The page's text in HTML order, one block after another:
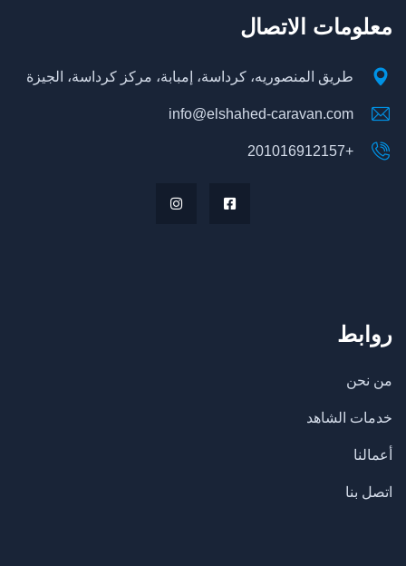
معلومات الاتصال
طريق المنصوريه، كرداسة، إمبابة، مركز كرداسة، الجيزة
info@elshahed-caravan.com
+201016912157
روابط
من نحن
خدمات الشاهد
أعمالنا
اتصل بنا